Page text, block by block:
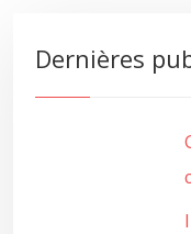
Dernières